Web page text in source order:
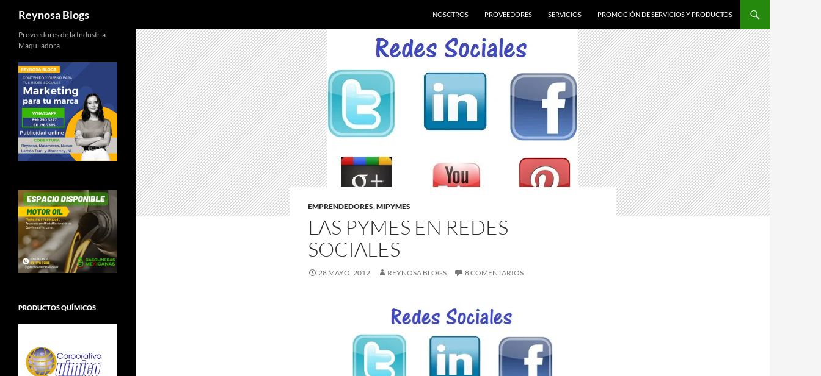
Reynosa Blogs
NOSOTROS
PROVEEDORES SERVICIOS PROMOCIÓN DE SERVICIOS Y PRODUCTOS
EMPRENDEDORES,MIPYMES
LAS PYMES EN REDES
SOCIALES
28 MAYO, 2012 REYNOSA BLOGS 8 COMENTARIOS
Proveedores de la Industria
Maquiladora
PRODUCTOS QUÍMICOS